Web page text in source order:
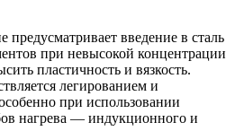
предусматривает введение в сталь
при невысокой концентрации
пластичность и вязкость.
легированием и
при использовании
нагрева — индукционного и